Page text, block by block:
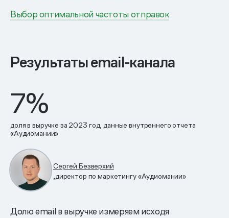
Выбор оптимальной частоты отправок
Результаты email-канала
7%
доля в выручке за 2023 год, данные внутреннего отчета
«Аудиомании»
Сергей Безверхий
,директор по маркетингу «Аудиомании»
Долю email в выручке измеряем исходя